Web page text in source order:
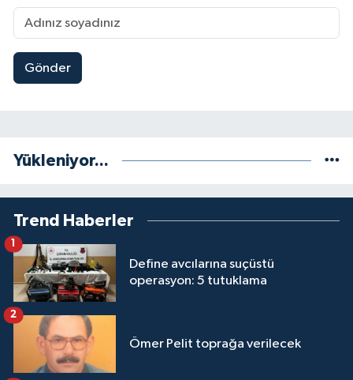
Gönder
Yükleniyor...
Trend Haberler
Define avcılarına suçüstü
operasyon: 5 tutuklama
1
Ömer Pelit toprağa verilecek
2